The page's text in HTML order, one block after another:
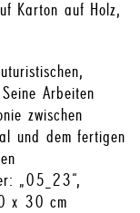
Karton auf Holz,
Arbeiten
zwischen
und dem fertigen
„05_23“,
x 30 cm